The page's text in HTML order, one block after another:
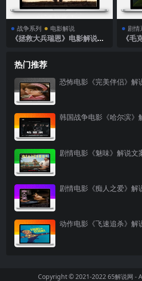
战争系列 电影解说
《拯救大兵瑞恩》电影解说文
剧情
《毛
热门推荐
恐怖电影《完美伴侣》解
韩国战争电影《哈尔滨》
剧情电影《魅味》解说文
剧情电影《痴人之爱》解
动作电影《飞速追杀》解
Copyright © 2021-202265解说网 -